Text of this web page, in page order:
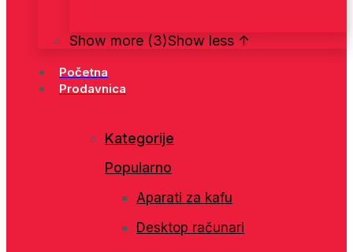
Show more (3)Show less ↑
Početna
Prodavnica
Kategorije
Popularno
Aparati za kafu
Desktop računari